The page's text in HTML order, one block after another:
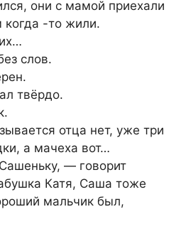
они с мамой приехали
когда -то жили.
слов.
твёрдо.
отца нет, уже три
а мачеха вот…
— говорит
Катя, Саша тоже
мальчик был,